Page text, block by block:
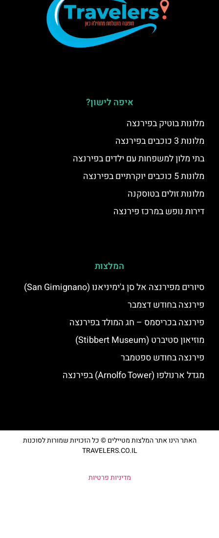
איפה לישון?
מלונות בוטיק בפירנצה
מלונות 3 כוכבים בפירנצה
בתי מלון למשפחות עם ילדים בפירנצה
מלונות 5 כוכבים יוקרתיים בפירנצה
מלונות זולים בטוסקנה
דירות נופש במרכז פירנצה
המלצות
סיורים מפירנצה אל סן ג'ימיניאנו (San Gimignano)
פירנצה בחודש דצמבר
פירנצה בכריסמס – חג המולד בפירנצה
מוזיאון סטיברט (Stibbert Museum)
פירנצה בחודש ספטמבר
מגדל ארנולפו (Arnolfo Tower) בפירנצה
האתר הינו אתר המלצות מטיילים © כל הזכויות שמורות לסוכנות
TRAVELERS.CO.IL
מדיניות פרטיות